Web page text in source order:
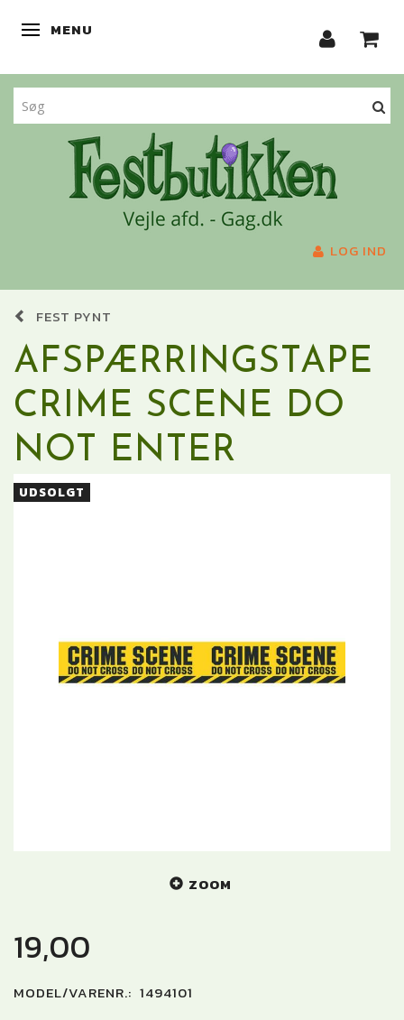
SKIFTE NAVIGATION
MENU
LOG IND
FEST PYNT
AFSPÆRRINGSTAPE
CRIME SCENE DO
NOT ENTER
UDSOLGT
ZOOM
19,00
MODEL/VARENR.: 1494101